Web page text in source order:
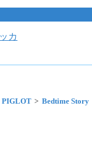
カ
PIGLOT Bedtime Story